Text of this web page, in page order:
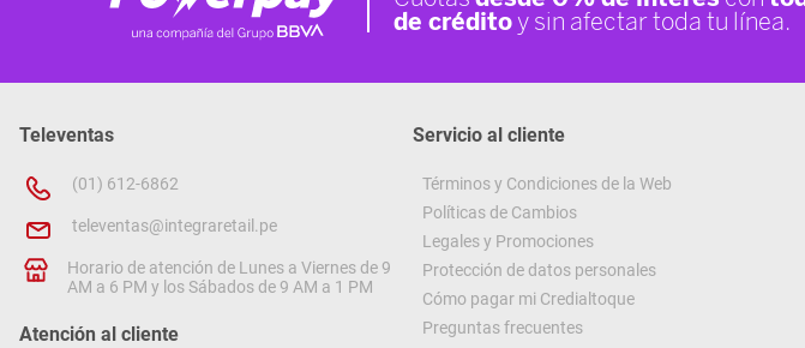
Televentas
(01) 612-6862
televentas@integraretail.pe
Horario de atención de Lunes a Viernes de 9
AM a 6 PM y los Sábados de 9 AM a 1 PM
Atención al cliente
Servicio al cliente
Términos y Condiciones de la Web
Políticas de Cambios
Legales y Promociones
Protección de datos personales
Cómo pagar mi Credialtoque
Preguntas frecuentes